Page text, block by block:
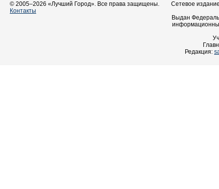
© 2005–2026 «Лучший Город». Все права защищены.
Контакты
Сетевое
Выдан
Редакция: